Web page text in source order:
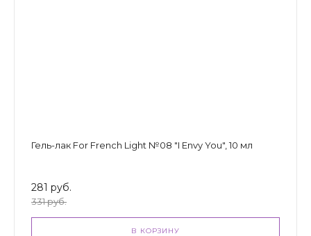
Гель-лак For French Light №08 "I Envy You", 10 мл
281 руб.
331 руб.
В КОРЗИНУ